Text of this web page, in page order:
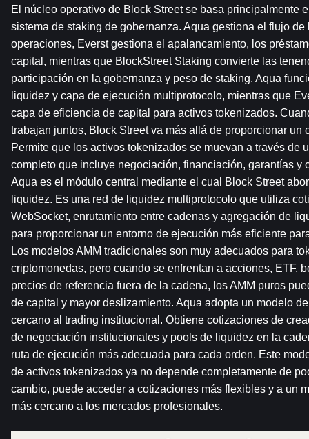
El núcleo operativo de Block Street se basa principalmente
sistema de staking de gobernanza. Aqua gestiona el flujo
operaciones, Everst gestiona el apalancamiento, los
capital, mientras que BlockStreet Staking convierte las
participación en la gobernanza y peso de staking. Aqua
liquidez y capa de ejecución multiprotocolo, mientras que
capa de eficiencia de capital para activos tokenizados.
trabajan juntos, Block Street va más allá de proporcionar un
Permite que los activos tokenizados se muevan a través de
completo que incluye negociación, financiación, garantías y
Aqua es el módulo central mediante el cual Block Street
liquidez. Es una red de liquidez multiprotocolo que utiliza
WebSocket, enrutamiento entre cadenas y agregación de
para proporcionar un entorno de ejecución más eficiente
Los modelos AMM tradicionales son muy adecuados para
criptomonedas, pero cuando se enfrentan a acciones, ETF,
precios de referencia fuera de la cadena, los AMM puros
de capital y mayor deslizamiento. Aqua adopta un modelo
cercano al trading institucional. Obtiene cotizaciones de
de negociación institucionales y pools de liquidez en la
ruta de ejecución más adecuada para cada orden. Este
de activos tokenizados ya no depende completamente de
cambio, puede acceder a cotizaciones más flexibles y a un
más cercano a los mercados profesionales.